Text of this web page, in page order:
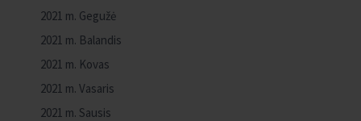
2021 m. Gegužė
2021 m. Balandis
2021 m. Kovas
2021 m. Vasaris
2021 m. Sausis